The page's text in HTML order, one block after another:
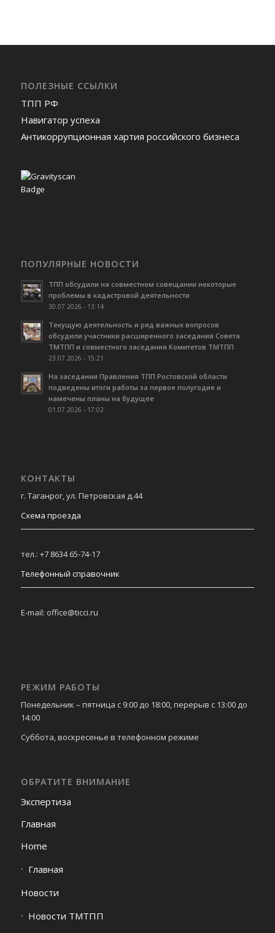
ПОЛЕЗНЫЕ ССЫЛКИ
ТПП РФ
Навигатор успеха
Антикоррупционная хартия российского бизнеса
ПОПУЛЯРНЫЕ НОВОСТИ
ТПП обсудили на совместном совещании некоторые
проблемы в кадастровой деятельности
30.07.2026 - 13:14
Текущую деятельность и ряд важных вопросов
обсудили участники расширенного заседания Совета
ТМТПП и совместного заседания Комитетов ТМТПП
23.07.2026 - 15:21
На заседании Правления ТПП Ростовской области
подведены итоги работы за первое полугодие и
намечены планы на будущее
01.07.2026 - 17:02
КОНТАКТЫ
г. Таганрог, ул. Петровская д.44
Схема проезда
тел.: +7 8634 65-74-17
Телефонный справочник
E-mail: office@ticci.ru
РЕЖИМ РАБОТЫ
Понедельник – пятница с 9:00 до 18:00, перерыв с 13:00 до
14:00
Суббота, воскресенье в телефонном режиме
ОБРАТИТЕ ВНИМАНИЕ
Экспертиза
Главная
Home
Главная
Новости
Новости ТМТПП